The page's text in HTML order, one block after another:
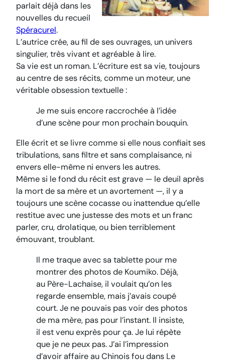
parlait déjà dans les
nouvelles du recueil
Spéracurel.
L’autrice crée, au fil de ses ouvrages, un univers
singulier, très vivant et agréable à lire.
Sa vie est un roman. L’écriture est sa vie, toujours
au centre de ses récits, comme un moteur, une
véritable obsession textuelle :
Je me suis encore raccrochée à l’idée
d’une scène pour mon prochain bouquin.
Elle écrit et se livre comme si elle nous confiait ses
tribulations, sans filtre et sans complaisance, ni
envers elle-même ni envers les autres.
Même si le fond du récit est grave — le deuil après
la mort de sa mère et un avortement —, il y a
toujours une scène cocasse ou inattendue qu’elle
restitue avec une justesse des mots et un franc
parler, cru, drolatique, ou bien terriblement
émouvant, troublant.
Il me traque avec sa tablette pour me
montrer des photos de Koumiko. Déjà,
au Père-Lachaise, il voulait qu’on les
regarde ensemble, mais j’avais coupé
court. Je ne pouvais pas voir des photos
de ma mère, pas pour l’instant. Il insiste,
il est venu exprès pour ça. Je lui répète
que je ne peux pas. J’ai l’impression
d’avoir affaire au Chinois fou dans Le